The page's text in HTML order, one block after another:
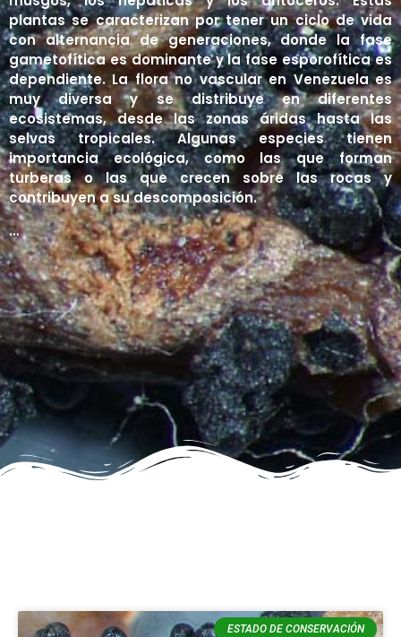
Líquenes
Manglares
Matorrales
Páramos
Sabanas
Selvas y Bosques
Tepuyes
Contacto
Iniciar sesión
Registro
plantas se caracterizan por tener un ciclo de vida
con alternancia de generaciones, donde la fase
gametofítica es dominante y la fase esporofítica es
dependiente. La flora no vascular en Venezuela es
muy diversa y se distribuye en diferentes
ecosistemas, desde las zonas áridas hasta las
selvas tropicales. Algunas especies tienen
importancia ecológica, como las que forman
turberas o las que crecen sobre las rocas y
contribuyen a su descomposición.
…
ESTADO DE CONSERVACIÓN